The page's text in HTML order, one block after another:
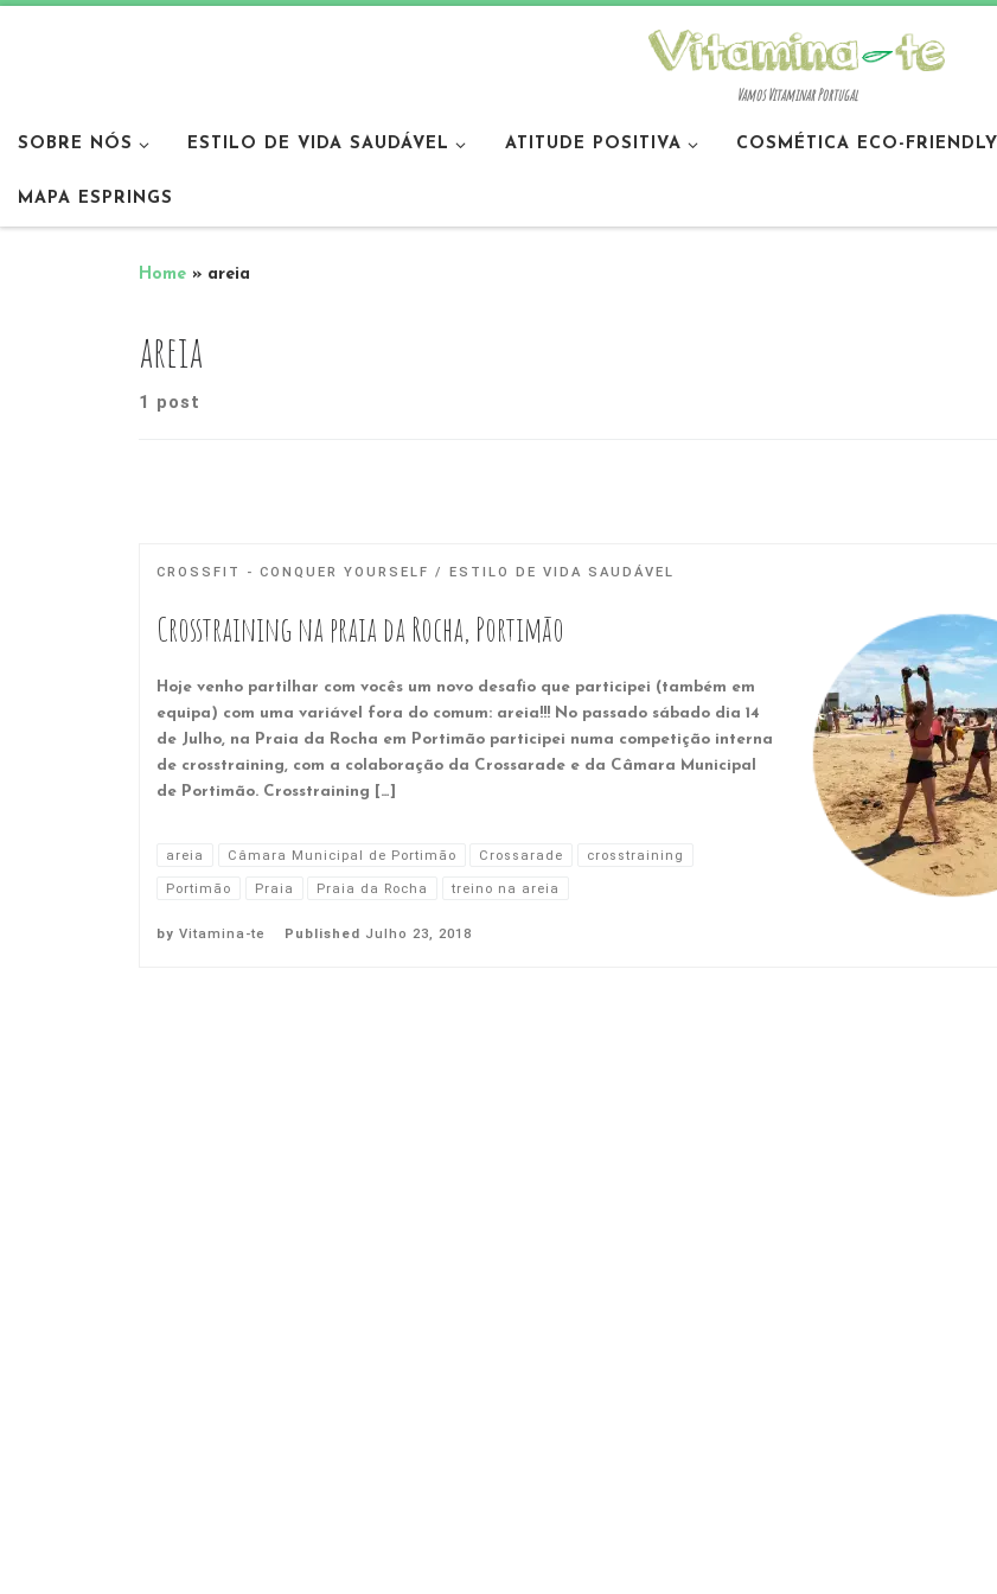
Vamos Vitaminar Portugal
SOBRE NÓS ESTILO DE VIDA SAUDÁVEL ATITUDE POSITIVA COSMÉTICA ECO-FRIENDLY
MAPA ESPRINGS
Home » areia
areia
1 post
CROSSFIT - CONQUER YOURSELF ESTILO DE VIDA SAUDÁVEL
Crosstraining na praia da Rocha, Portimão
Hoje venho partilhar com vocês um novo desafio que participei (também em
equipa) com uma variável fora do comum: areia!!! No passado sábado dia 14
de Julho, na Praia da Rocha em Portimão participei numa competição interna
de crosstraining, com a colaboração da Crossarade e da Câmara Municipal
de Portimão. Crosstraining […]
areia Câmara Municipal de Portimão Crossarade crosstraining
Portimão Praia Praia da Rocha treino na areia
by Vitamina-te Published Julho 23, 2018